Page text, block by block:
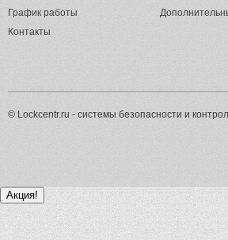
График работы
Контакты
© Lockcentr.ru - системы безопасности и
Акция!